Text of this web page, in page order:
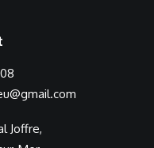
Joffre,